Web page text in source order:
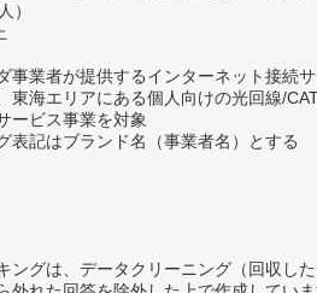
）
事業者が提供するインターネット接続
東海エリアにある個人向けの光回線/
ービス事業を対象
表記はブランド名（事業者名）とする
グは、データクリーニング（回収し